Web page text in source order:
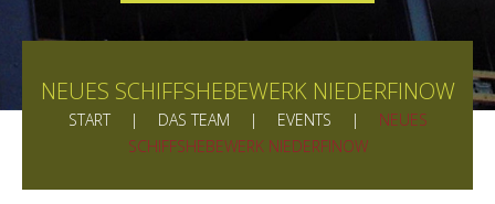
NEUES SCHIFFSHEBEWERK NIEDERFINOW
START DAS TEAM EVENTS
NEUES
SCHIFFSHEBEWERK NIEDERFINOW